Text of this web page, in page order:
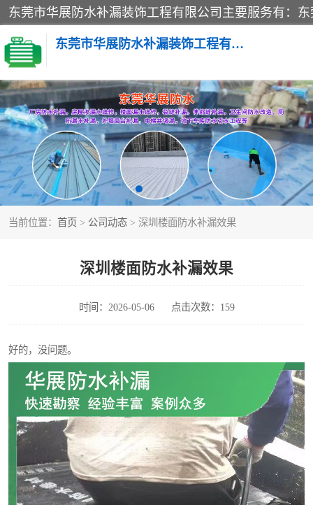
东莞市华展防水补漏装饰工程有限公司
当前位置： 首页 > 公司动态 > 深圳楼面防水补漏效果
深圳楼面防水补漏效果
时间：2026-05-06 点击次数：159
好的，没问题。
楼面防水补漏
阳台卫生间防水补漏
金属房搭建及补漏